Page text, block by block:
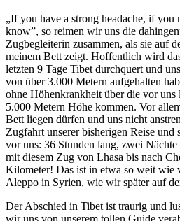
„If you have a strong headache, if you
know”, so reimen wir uns die
Zugbegleiterin zusammen, als sie auf
meinem Bett zeigt. Hoffentlich wird
letzten 9 Tage Tibet durchquert und
von über 3.000 Metern aufgehalten
ohne Höhenkrankheit über die vor uns
5.000 Metern Höhe kommen. Vor
Bett liegen dürfen und uns nicht
Zugfahrt unserer bisherigen Reise und
vor uns: 36 Stunden lang, zwei
mit diesem Zug von Lhasa bis nach
Kilometer! Das ist in etwa so weit wie
Aleppo in Syrien, wie wir später auf
Der Abschied in Tibet ist traurig und
wir uns von unserem tollen Guide